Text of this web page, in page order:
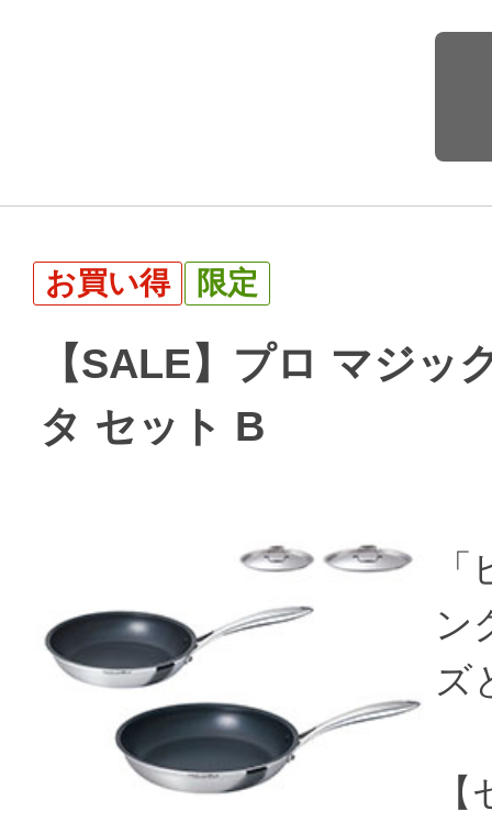
お買い得 限定
【SALE】プロ マジッ
タ セット B
ン
ズ